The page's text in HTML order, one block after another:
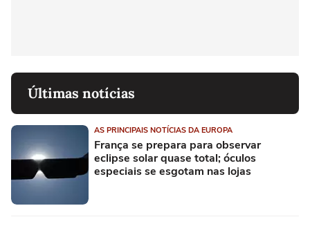
Últimas notícias
AS PRINCIPAIS NOTÍCIAS DA EUROPA
França se prepara para observar
eclipse solar quase total; óculos
especiais se esgotam nas lojas